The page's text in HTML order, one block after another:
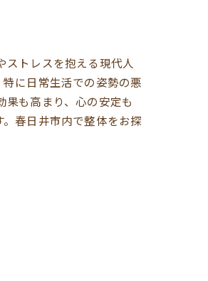
トレスを抱える現代人
に日常生活での姿勢の悪
も高まり、心の安定も
春日井市内で整体をお探